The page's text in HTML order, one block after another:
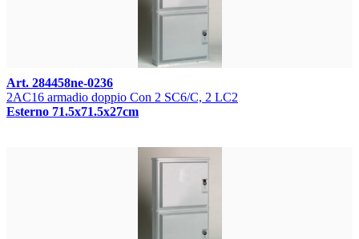
Art. 284458ne-0236
2AC16 armadio doppio Con 2 SC6/C, 2 LC2
Esterno 71.5x71.5x27cm